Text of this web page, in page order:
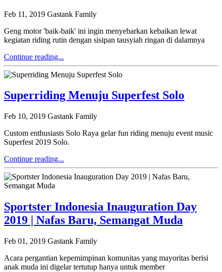
Feb 11, 2019 Gastank Family
Geng motor 'baik-baik' ini ingin menyebarkan kebaikan lewat
kegiatan riding rutin dengan sisipan tausyiah ringan di dalamnya
Continue reading...
Superriding Menuju Superfest Solo
Feb 10, 2019 Gastank Family
Custom enthusiasts Solo Raya gelar fun riding menuju event music
Superfest 2019 Solo.
Continue reading...
Sportster Indonesia Inauguration Day
2019 | Nafas Baru, Semangat Muda
Feb 01, 2019 Gastank Family
Acara pergantian kepemimpinan komunitas yang mayoritas berisi
anak muda ini digelar tertutup hanya untuk member